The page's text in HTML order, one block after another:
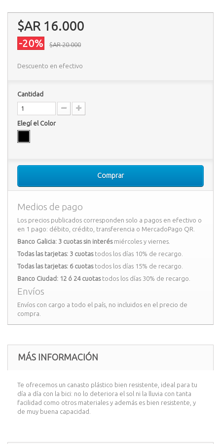
$AR 16.000
-20% $AR 20.000
Descuento en efectivo
Cantidad
Elegí el Color
Comprar
Medios de pago
Los precios publicados corresponden solo a pagos en efectivo o
en 1 pago: débito, crédito, transferencia o MercadoPago QR.
Banco Galicia: 3 cuotas sin interésmiércoles y viernes.
Todas las tarjetas: 3 cuotastodos los días 10% de recargo.
Todas las tarjetas: 6 cuotastodos los días 15% de recargo.
Banco Ciudad: 12 ó 24 cuotastodos los días 30% de recargo.
Envíos
Envíos con cargo a todo el país, no incluidos en el precio de
compra.
MÁS INFORMACIÓN
Te ofrecemos un canasto plástico bien resistente, ideal para tu
día a día con la bici: no lo deteriora el sol ni la lluvia con tanta
facilidad como otros materiales y además es bien resistente, y
de muy buena capacidad.